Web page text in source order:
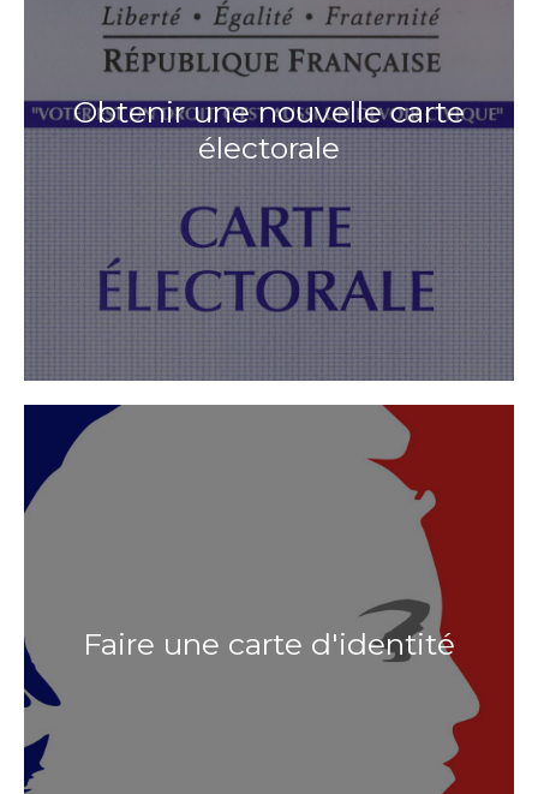
Obtenir une nouvelle carte
électorale
Faire une carte d'identité